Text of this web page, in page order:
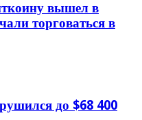
вышел в
торговаться в
до $68 400